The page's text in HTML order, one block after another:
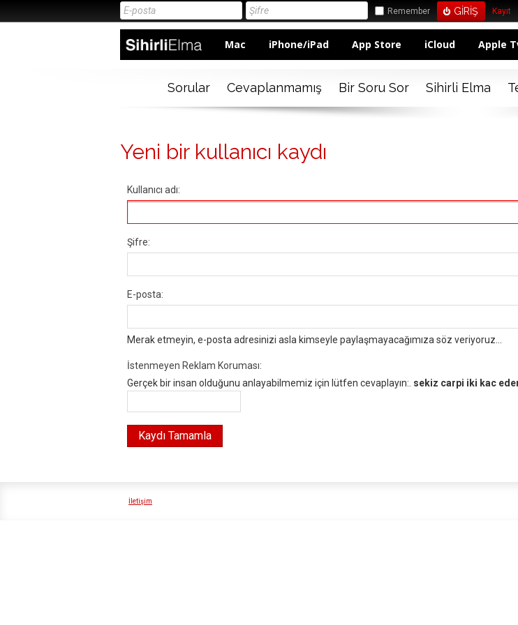
Remember Kayıt
Mac iPhone/iPad App Store iCloud Apple
Sorular Cevaplanmamış Bir Soru Sor Sihirli Elma
Yeni bir kullanıcı kaydı
Kullanıcı adı:
Şifre:
E-posta:
Merak etmeyin, e-posta adresinizi asla kimseyle paylaşmayacağımıza söz veriyoruz...
İstenmeyen Reklam Koruması:
Gerçek bir insan olduğunu anlayabilmemiz için lütfen cevaplayın:. sekiz carpi iki kac
İletişim